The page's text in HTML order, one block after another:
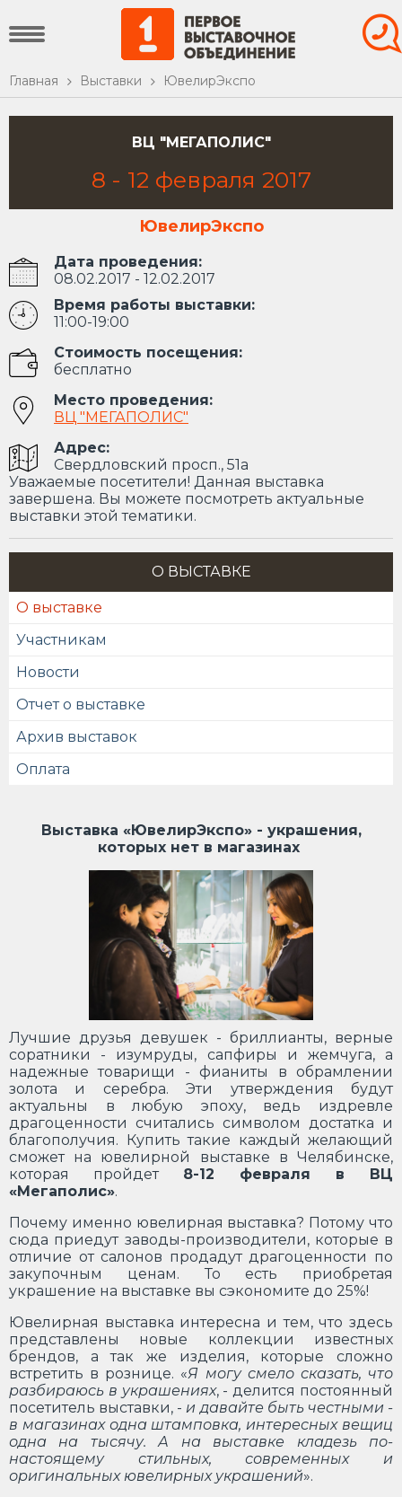
Главная Выставки ЮвелирЭкспо
ВЦ "МЕГАПОЛИС"
8 - 12 февраля 2017
ЮвелирЭкспо
Дата проведения:
08.02.2017 - 12.02.2017
Время работы выставки:
11:00-19:00
Стоимость посещения:
бесплатно
Место проведения:
ВЦ "МЕГАПОЛИС"
Адрес:
Свердловский просп., 51а
Уважаемые посетители! Данная выставка
завершена. Вы можете посмотреть актуальные
выставки этой тематики.
О ВЫСТАВКЕ
О выставке
Участникам
Новости
Отчет о выставке
Архив выставок
Оплата
Выставка «ЮвелирЭкспо» - украшения,
которых нет в магазинах
Лучшие друзья девушек - бриллианты, верные
соратники - изумруды, сапфиры и жемчуга, а
надежные товарищи - фианиты в обрамлении
золота и серебра. Эти утверждения будут
актуальны в любую эпоху, ведь издревле
драгоценности считались символом достатка и
благополучия. Купить такие каждый желающий
сможет на ювелирной выставке в Челябинске,
которая пройдет 8-12 февраля в ВЦ
«Мегаполис».
Почему именно ювелирная выставка? Потому что
сюда приедут заводы-производители, которые в
отличие от салонов продадут драгоценности по
закупочным ценам. То есть приобретая
украшение на выставке вы сэкономите до 25%!
Ювелирная выставка интересна и тем, что здесь
представлены новые коллекции известных
брендов, а так же изделия, которые сложно
встретить в рознице. «Я могу смело сказать, что
разбираюсь в украшениях, - делится постоянный
посетитель выставки, - и давайте быть честными -
в магазинах одна штамповка, интересных вещиц
одна на тысячу. А на выставке кладезь по-
настоящему стильных, современных и
оригинальных ювелирных украшений».